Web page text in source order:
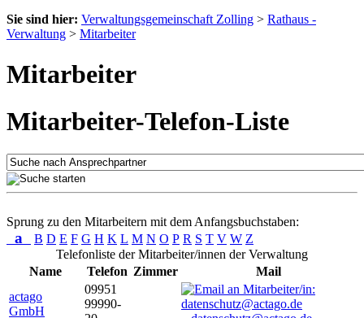
Sie sind hier: Verwaltungsgemeinschaft Zolling > Rathaus -
Verwaltung > Mitarbeiter
Mitarbeiter
Mitarbeiter-Telefon-Liste
Sprung zu den Mitarbeitern mit dem Anfangsbuchstaben:
a B D E F G H K L M N O P R S T V W Z
Telefonliste der Mitarbeiter/innen der Verwaltung
Name
Telefon Zimmer
Mail
actago
GmbH
09951
99990-